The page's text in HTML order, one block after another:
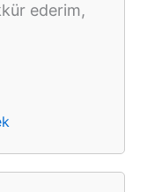
ederim,